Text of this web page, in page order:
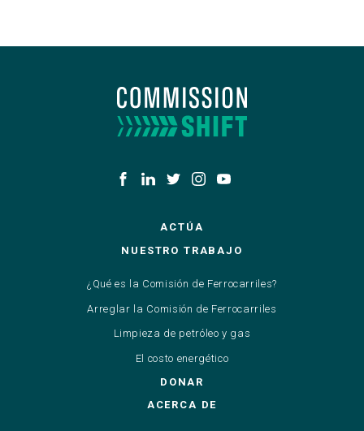
ACTÚA
NUESTRO TRABAJO
¿Qué es la Comisión de Ferrocarriles?
Arreglar la Comisión de Ferrocarriles
Limpieza de petróleo y gas
El costo energético
DONAR
ACERCA DE